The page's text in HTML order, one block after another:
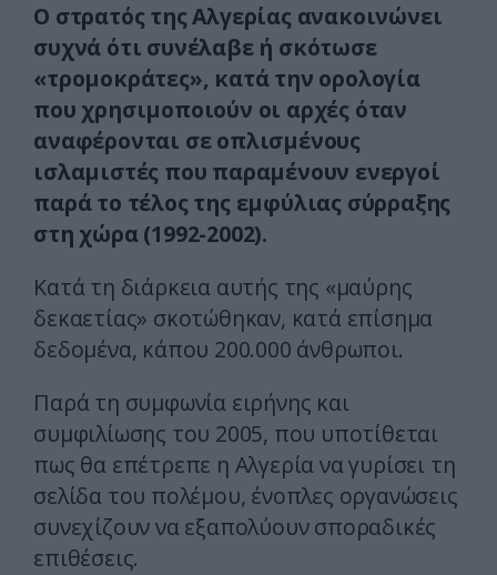
Ο στρατός της Αλγερίας ανακοινώνει
συχνά ότι συνέλαβε ή σκότωσε
«τρομοκράτες», κατά την ορολογία
που χρησιμοποιούν οι αρχές όταν
αναφέρονται σε οπλισμένους
ισλαμιστές που παραμένουν ενεργοί
παρά το τέλος της εμφύλιας σύρραξης
στη χώρα (1992-2002).
Κατά τη διάρκεια αυτής της «μαύρης
δεκαετίας» σκοτώθηκαν, κατά επίσημα
δεδομένα, κάπου 200.000 άνθρωποι.
Παρά τη συμφωνία ειρήνης και
συμφιλίωσης του 2005, που υποτίθεται
πως θα επέτρεπε η Αλγερία να γυρίσει τη
σελίδα του πολέμου, ένοπλες οργανώσεις
συνεχίζουν να εξαπολύουν σποραδικές
επιθέσεις.